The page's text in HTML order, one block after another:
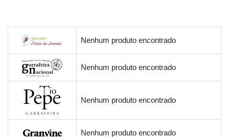
Nenhum produto encontrado
Nenhum produto encontrado
Nenhum produto encontrado
Nenhum produto encontrado